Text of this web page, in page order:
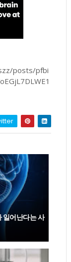
posts/pfbi
일어난다는 사